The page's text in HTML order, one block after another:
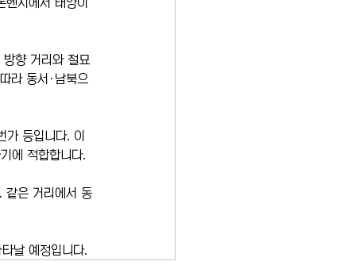
향 거리와 절묘
라 동서·남북으
등입니다. 이
에 적합합니다.
같은 거리에서 동
날 예정입니다.